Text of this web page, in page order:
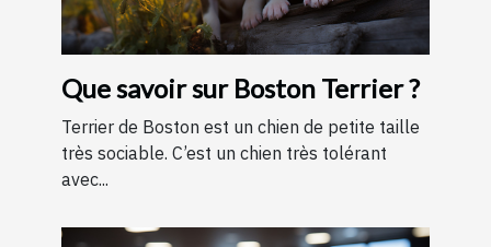
Que savoir sur Boston Terrier ?
Terrier de Boston est un chien de petite taille
très sociable. C’est un chien très tolérant
avec...